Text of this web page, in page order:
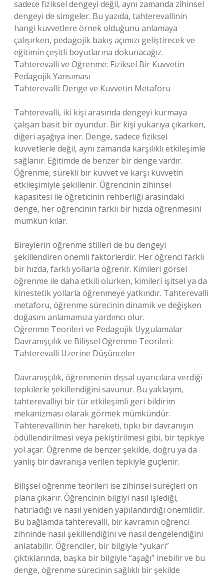
sadece fiziksel dengeyi değil, aynı zamanda zihinsel
dengeyi de simgeler. Bu yazıda, tahterevallinin
hangi kuvvetlere örnek olduğunu anlamaya
çalışırken, pedagojik bakış açımızı geliştirecek ve
eğitimin çeşitli boyutlarına dokunacağız.
Tahterevalli ve Öğrenme: Fiziksel Bir Kuvvetin
Pedagojik Yansıması
Tahterevalli: Denge ve Kuvvetin Metaforu
Tahterevalli, iki kişi arasında dengeyi kurmaya
çalışan basit bir oyundur. Bir kişi yukarıya çıkarken,
diğeri aşağıya iner. Denge, sadece fiziksel
kuvvetlerle değil, aynı zamanda karşılıklı etkileşimle
sağlanır. Eğitimde de benzer bir denge vardır.
Öğrenme, sürekli bir kuvvet ve karşı kuvvetin
etkileşimiyle şekillenir. Öğrencinin zihinsel
kapasitesi ile öğreticinin rehberliği arasındaki
denge, her öğrencinin farklı bir hızda öğrenmesini
mümkün kılar.
Bireylerin öğrenme stilleri de bu dengeyi
şekillendiren önemli faktörlerdir. Her öğrenci farklı
bir hızda, farklı yollarla öğrenir. Kimileri görsel
öğrenme ile daha etkili olurken, kimileri işitsel ya da
kinestetik yollarla öğrenmeye yatkındır. Tahterevalli
metaforu, öğrenme sürecinin dinamik ve değişken
doğasını anlamamıza yardımcı olur.
Öğrenme Teorileri ve Pedagojik Uygulamalar
Davranışçılık ve Bilişsel Öğrenme Teorileri:
Tahterevalli Üzerine Düşünceler
Davranışçılık, öğrenmenin dışsal uyarıcılara verdiği
tepkilerle şekillendiğini savunur. Bu yaklaşım,
tahterevalliyi bir tür etkileşimli geri bildirim
mekanizması olarak görmek mümkündür.
Tahterevallinin her hareketi, tıpkı bir davranışın
ödüllendirilmesi veya pekiştirilmesi gibi, bir tepkiye
yol açar. Öğrenme de benzer şekilde, doğru ya da
yanlış bir davranışa verilen tepkiyle güçlenir.
Bilişsel öğrenme teorileri ise zihinsel süreçleri ön
plana çıkarır. Öğrencinin bilgiyi nasıl işlediği,
hatırladığı ve nasıl yeniden yapılandırdığı önemlidir.
Bu bağlamda tahterevalli, bir kavramın öğrenci
zihninde nasıl şekillendiğini ve nasıl dengelendiğini
anlatabilir. Öğrenciler, bir bilgiyle “yukarı”
çıktıklarında, başka bir bilgiyle “aşağı” inebilir ve bu
denge, öğrenme sürecinin sağlıklı bir şekilde